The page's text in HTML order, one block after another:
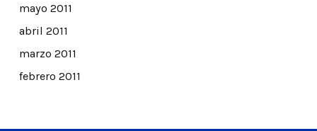
mayo 2011
abril 2011
marzo 2011
febrero 2011